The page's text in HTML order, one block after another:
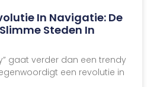
In Navigatie: De
Steden In
gaat verder dan een trendy
een revolutie in